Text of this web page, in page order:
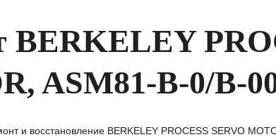
BERKELEY
ASM81-B-0/B-
и восстановление BERKELEY PROCESS SERVO